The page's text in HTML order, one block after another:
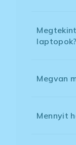
laptopok?
Megvan
Mennyit